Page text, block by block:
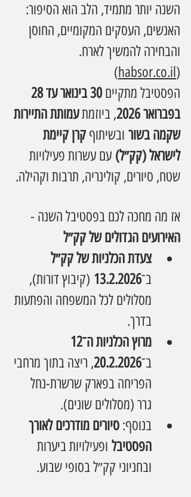
השנה יותר מתמיד, הלב הוא הסיפור:
האנשים, העסקים המקומיים, החוסן
והבחירה להמשיך לארח.
(
habsor.co.il
)
הפסטיבל מתקיים
בפברואר 2026
, ביוזמת עמותת התיירות
שקמה בשור ובשיתוף קרן קיימת
לישראל (קק״ל) עם עשרות פעילויות
שטח, סיורים, קולינריה, תרבות וקהילה.
אז מה מחכה לכם בפסטיבל השנה -
האירועים הגדולים של קק״ל
צעדת הכלניות של קק״ל
ב־13.2.2026 (קיבוץ דורות),
מסלולים לכל המשפחה והפתעות
בדרך.
מרוץ הכלניות ה־12
ב־20.2.2026, ריצה בתוך מרחבי
הפריחה בפארק שרשרת-נחל
גרר (מסלולים שונים).
בנוסף: סיורים מודרכים לאורך
הפסטיבל ופעילויות ביערות
ובחניוני קק״ל בסופי שבוע.